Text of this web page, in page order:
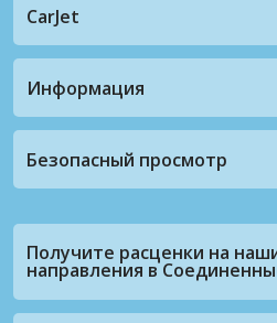
CarJet
Информация
Безопасный просмотр
Получите расценки на
направления в